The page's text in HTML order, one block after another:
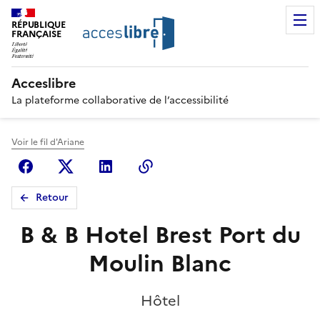
RÉPUBLIQUE
FRANÇAISE
Acceslibre
La plateforme collaborative de l’accessibilité
Voir le fil d'Ariane
FacebookX (anciennement Twitter)
Linkedin
Retour
B & B Hotel Brest Port du
Moulin Blanc
Hôtel